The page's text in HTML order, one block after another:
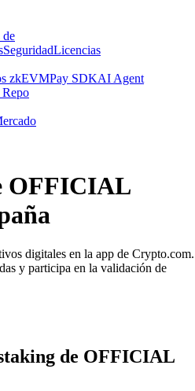
de
SeguridadLicencias
zkEVMPay SDKAI Agent
OFFICIAL
digitales en la app de Crypto.com.
y participa en la validación de
de OFFICIAL